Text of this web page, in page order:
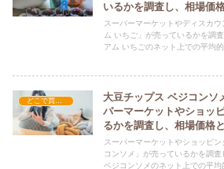
いるかを調査し、相場価
スーパーマーケットやディスカ
ム いちご」が売っているかを調
アム いちごのネット上での平均
どこで買える？-お菓子・スイーツ・アイス
大豆チップス ベジコンソ
パーマーケットやショッ
るかを調査し、相場価格
スーパーマーケットやショッピ
コンソメ」が売っているかを調
ベジコンソメのネット上での平均